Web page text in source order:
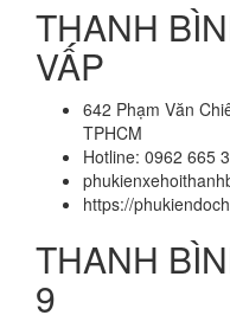
THANH
VẤP
642 Phạm Văn
TPHCM
Hotline: 0962 665
https://
THANH
9